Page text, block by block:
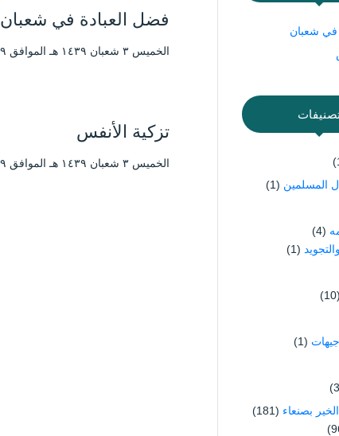
فضل العبادة في شعبان
الخميس ۳ شعبان ۱٤۳۹ هـ الموافق ۱۹ أبريل ۲۰۱۸ مـ |
تزكية الأنفس
الخميس ۳ شعبان ۱٤۳۹ هـ الموافق ۱۹ أبريل ۲۰۱۸ مـ |
في شعبان
المسلمين (1)
(4)
(1)
(10)
(1)
بصنعاء (181)